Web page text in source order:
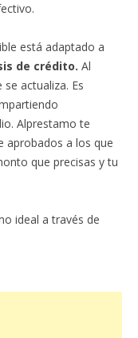
está adaptado a
de crédito. Al
actualiza. Es
Alprestamo te
aprobados a los que
que precisas y tu
ideal a través de